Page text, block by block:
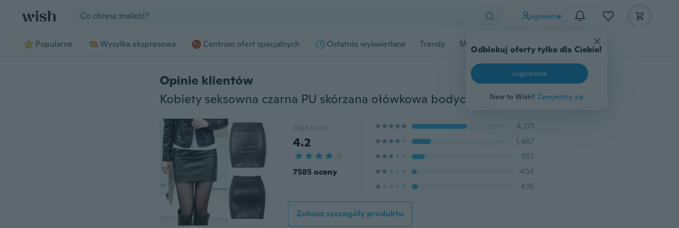
Logowanie
Odblokuj oferty tylko dla Ciebie!
Logowanie
New to Wish? Zarejestruj się
Popularne Wysyłka ekspresowa Centrum ofert specjalnych Ostatnio wyświetlane Trendy Moda Przybory dziecięce Więcej
Opinie klientów
Kobiety seksowna czarna PU skórzana ołówkowa bodycon wysoka talia Mini sukienka krótka spódniczka
Ogólnie
4.2
7585 oceny
4,271
1,487
987
404
436
Zobacz szczegóły produktu